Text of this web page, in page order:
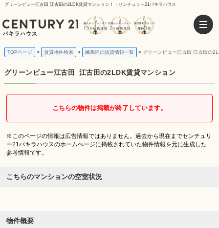
グリーンビュー江古田 江古田の2LDK賃貸マンション！｜センチュリー21パキラハウス
TOPページ 賃貸物件検索 練馬区の賃貸情報一覧 グリーンビュー江古田 江古田の
グリーンビュー江古田 江古田の2LDK賃貸マンション
こちらの物件は掲載が終了しています。
※このページの情報は広告情報ではありません。過去から現在までセンチュリ
ー21パキラハウスのホームぺージに掲載されていた物件情報を元に生成した
参考情報です。
こちらのマンションの空室状況
物件概要